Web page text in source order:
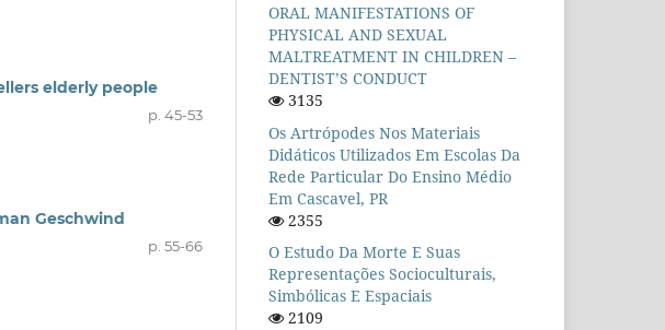
elderly people
p. 45-53
Geschwind
p. 55-66
ORAL MANIFESTATIONS OF
PHYSICAL AND SEXUAL
MALTREATMENT IN CHILDREN –
DENTIST’S CONDUCT
3135
Os Artrópodes Nos Materiais
Didáticos Utilizados Em Escolas Da
Rede Particular Do Ensino Médio
Em Cascavel, PR
2355
O Estudo Da Morte E Suas
Representações Socioculturais,
Simbólicas E Espaciais
2109